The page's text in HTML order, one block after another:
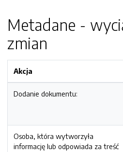
Metadane -
zmian
Akcja
Dodanie dokumentu:
Osoba, która wytworzyła
informację lub odpowiada za treść